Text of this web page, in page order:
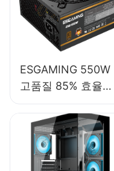
ESGAMING 550W
고품질 85% 효율
80+ 브론즈 데스크
탑 PC 파워 서플라이
ESB550W